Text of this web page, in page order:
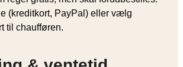
(kreditkort, PayPal) eller vælg
til chaufføren.